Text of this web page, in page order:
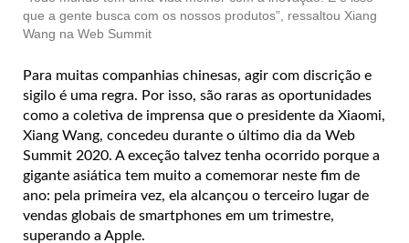
que a gente busca com os nossos produtos”, ressaltou Xiang
Wang na Web Summit
Para muitas companhias chinesas, agir com discrição e
sigilo é uma regra. Por isso, são raras as oportunidades
como a coletiva de imprensa que o presidente da Xiaomi,
Xiang Wang, concedeu durante o último dia da Web
Summit 2020. A exceção talvez tenha ocorrido porque a
gigante asiática tem muito a comemorar neste fim de
ano: pela primeira vez, ela alcançou o terceiro lugar de
vendas globais de smartphones em um trimestre,
superando a Apple.